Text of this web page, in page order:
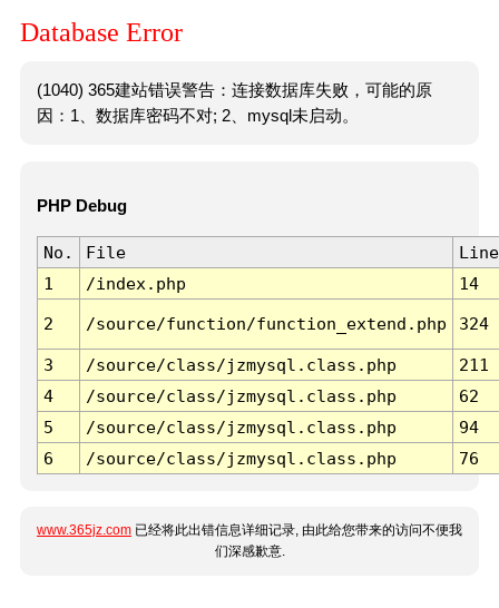
Database Error
(1040) 365建站错误警告：连接数据库失败，可能的原
因：1、数据库密码不对; 2、mysql未启动。
PHP Debug
No. File
Line
1
/index.php 14
2 /source/function/function_extend.php 324
3 /source/class/jzmysql.class.php
211
4
/source/class/jzmysql.class.php
62
5
/source/class/jzmysql.class.php
94
6
/source/class/jzmysql.class.php 76
www.365jz.com 已经将此出错信息详细记录, 由此给您带来的访问不便我
们深感歉意.